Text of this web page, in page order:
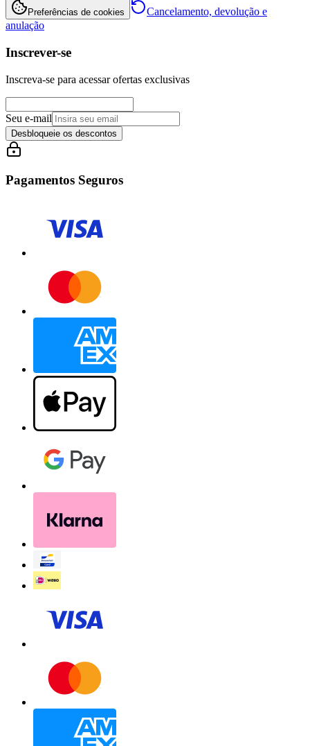
Preferências de cookies
Cancelamento, devolução e
anulação
Inscrever-se
Inscreva-se para acessar ofertas exclusivas
Seu e-mail
Desbloqueie os descontos
Pagamentos Seguros